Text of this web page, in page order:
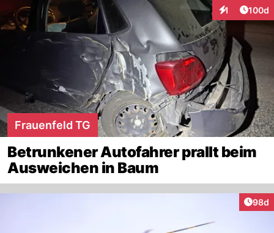
1
Interaktionen
100d
Frauenfeld TG
Betrunkener Autofahrer prallt beim
Ausweichen in Baum
98d